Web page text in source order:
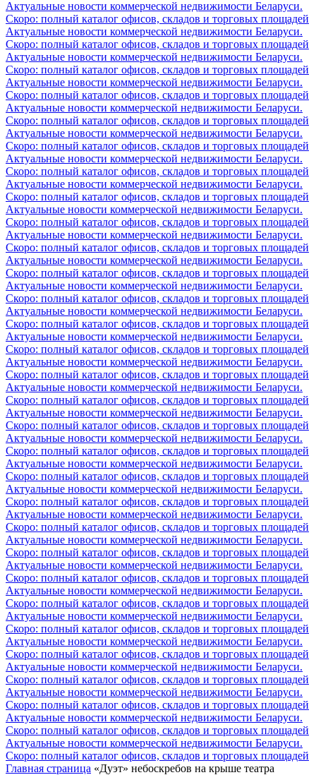
Актуальные новости коммерческой недвижимости Беларуси.
Скоро: полный каталог офисов, складов и торговых площадей
Актуальные новости коммерческой недвижимости Беларуси.
Скоро: полный каталог офисов, складов и торговых площадей
Актуальные новости коммерческой недвижимости Беларуси.
Скоро: полный каталог офисов, складов и торговых площадей
Актуальные новости коммерческой недвижимости Беларуси.
Скоро: полный каталог офисов, складов и торговых площадей
Актуальные новости коммерческой недвижимости Беларуси.
Скоро: полный каталог офисов, складов и торговых площадей
Актуальные новости коммерческой недвижимости Беларуси.
Скоро: полный каталог офисов, складов и торговых площадей
Актуальные новости коммерческой недвижимости Беларуси.
Скоро: полный каталог офисов, складов и торговых площадей
Актуальные новости коммерческой недвижимости Беларуси.
Скоро: полный каталог офисов, складов и торговых площадей
Актуальные новости коммерческой недвижимости Беларуси.
Скоро: полный каталог офисов, складов и торговых площадей
Актуальные новости коммерческой недвижимости Беларуси.
Скоро: полный каталог офисов, складов и торговых площадей
Актуальные новости коммерческой недвижимости Беларуси.
Скоро: полный каталог офисов, складов и торговых площадей
Актуальные новости коммерческой недвижимости Беларуси.
Скоро: полный каталог офисов, складов и торговых площадей
Актуальные новости коммерческой недвижимости Беларуси.
Скоро: полный каталог офисов, складов и торговых площадей
Актуальные новости коммерческой недвижимости Беларуси.
Скоро: полный каталог офисов, складов и торговых площадей
Актуальные новости коммерческой недвижимости Беларуси.
Скоро: полный каталог офисов, складов и торговых площадей
Актуальные новости коммерческой недвижимости Беларуси.
Скоро: полный каталог офисов, складов и торговых площадей
Актуальные новости коммерческой недвижимости Беларуси.
Скоро: полный каталог офисов, складов и торговых площадей
Актуальные новости коммерческой недвижимости Беларуси.
Скоро: полный каталог офисов, складов и торговых площадей
Актуальные новости коммерческой недвижимости Беларуси.
Скоро: полный каталог офисов, складов и торговых площадей
Актуальные новости коммерческой недвижимости Беларуси.
Скоро: полный каталог офисов, складов и торговых площадей
Актуальные новости коммерческой недвижимости Беларуси.
Скоро: полный каталог офисов, складов и торговых площадей
Актуальные новости коммерческой недвижимости Беларуси.
Скоро: полный каталог офисов, складов и торговых площадей
Актуальные новости коммерческой недвижимости Беларуси.
Скоро: полный каталог офисов, складов и торговых площадей
Актуальные новости коммерческой недвижимости Беларуси.
Скоро: полный каталог офисов, складов и торговых площадей
Актуальные новости коммерческой недвижимости Беларуси.
Скоро: полный каталог офисов, складов и торговых площадей
Актуальные новости коммерческой недвижимости Беларуси.
Скоро: полный каталог офисов, складов и торговых площадей
Актуальные новости коммерческой недвижимости Беларуси.
Скоро: полный каталог офисов, складов и торговых площадей
Актуальные новости коммерческой недвижимости Беларуси.
Скоро: полный каталог офисов, складов и торговых площадей
Актуальные новости коммерческой недвижимости Беларуси.
Скоро: полный каталог офисов, складов и торговых площадей
Актуальные новости коммерческой недвижимости Беларуси.
Скоро: полный каталог офисов, складов и торговых площадей
Главная страница «Дуэт» небоскребов на крыше театра